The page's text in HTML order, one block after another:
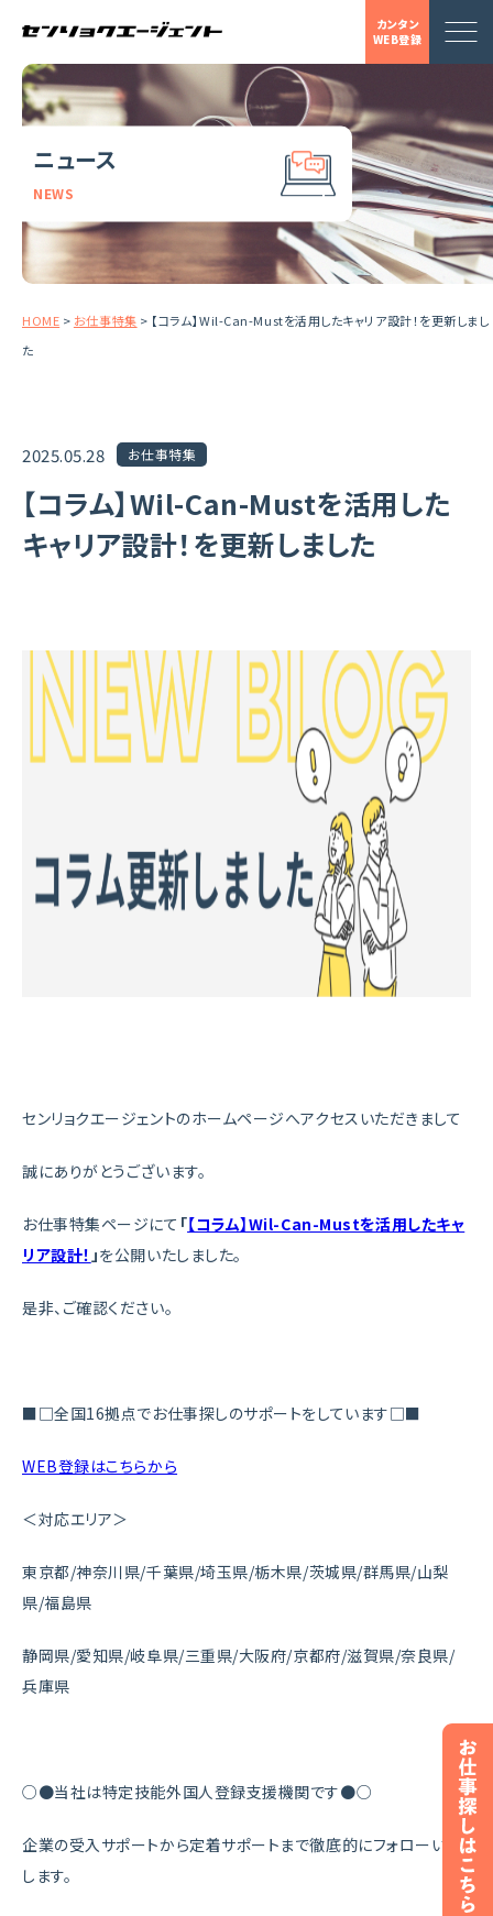
カンタン
WEB登録
ニュース
NEWS
HOME > お仕事特集 > 【コラム】Wil-Can-Mustを活用したキャリア設計！を更新しまし
た
2025.05.28 お仕事特集
【コラム】Wil-Can-Mustを活用した
キャリア設計！を更新しました
センリョクエージェントのホームページへアクセスいただきまして
誠にありがとうございます。
お仕事特集ページにて 「【コラム】Wil-Can-Mustを活用したキャ
リア設計！」を公開いたしました。
是非、ご確認ください。
■□全国16拠点でお仕事探しのサポートをしています□■
WEB登録はこちらから
＜対応エリア＞
東京都/神奈川県/千葉県/埼玉県/栃木県/茨城県/群馬県/山梨
県/福島県
静岡県/愛知県/岐阜県/三重県/大阪府/京都府/滋賀県/奈良県/
兵庫県
○●当社は特定技能外国人登録支援機関です●○
企業の受入サポートから定着サポートまで徹底的にフォローいた
します。